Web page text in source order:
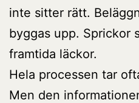
inte sitter rätt.
byggas upp. Sprickor
framtida läckor.
Hela processen tar
Men den